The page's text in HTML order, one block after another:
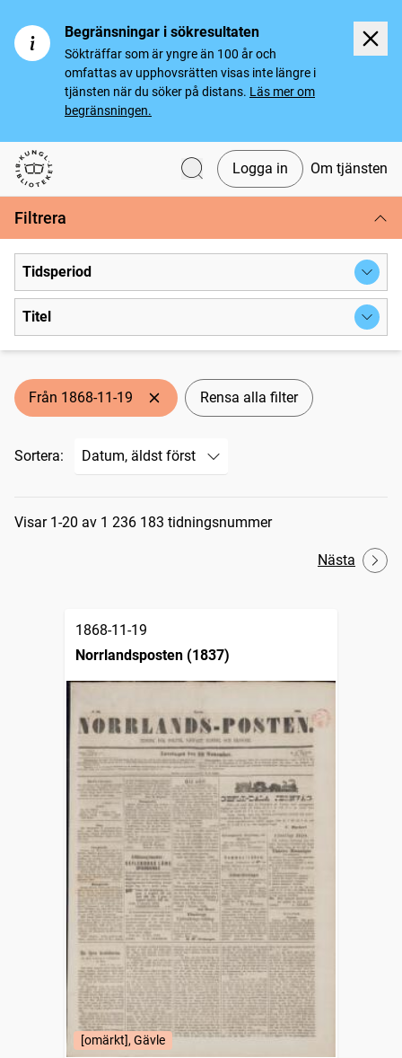
Begränsningar i sökresultaten
Sökträffar som är yngre än 100 år och
omfattas av upphovsrätten visas inte längre i
tjänsten när du söker på distans. Läs mer om
begränsningen.
Svenska tidningar
Logga in Om tjänsten
Filtrera
Tidsperiod
Titel
Från 1868-11-19 Rensa alla filter
Sortera:
Sökresultat
Visar 1-20 av 1 236 183 tidningsnummer
Nästa
1868-11-19
Norrlandsposten (1837)
[omärkt], Gävle